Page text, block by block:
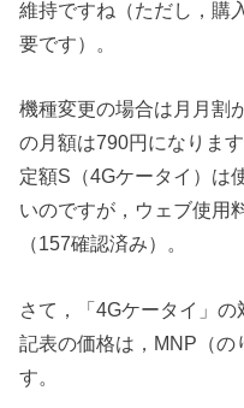
維持ですね（ただし，購
要です）。
機種変更の場合は月月割
の月額は790円になりま
定額S（4Gケータイ）は
いのですが，ウェブ使用
（157確認済み）。
さて，「4Gケータイ」
記表の価格は，MNP（
す。